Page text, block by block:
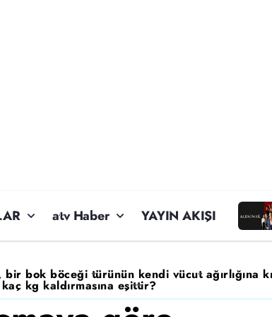
atv Haber YAYIN AKIŞI
bir bok böceği türünün kendi vücut ağırlığına
kg kaldırmasına eşittir?